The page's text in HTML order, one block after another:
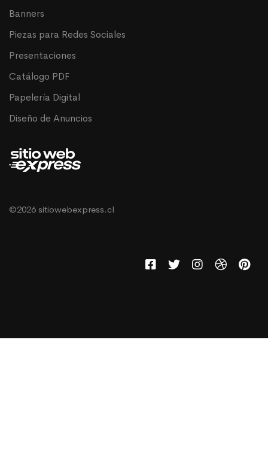
Banners
Piezas para Redes Sociales
Presentaciones
Catálogo PDF
Papelería Digital
Diseño de Anuncios
©2026 sitiowebexpress.cl